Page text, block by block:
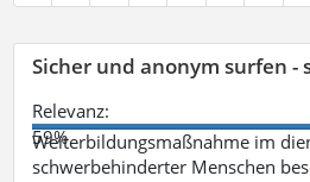
Sicher und anonym surfen -
Relevanz:
59%
Weiterbildungsmaßnahme im
schwerbehinderter Menschen